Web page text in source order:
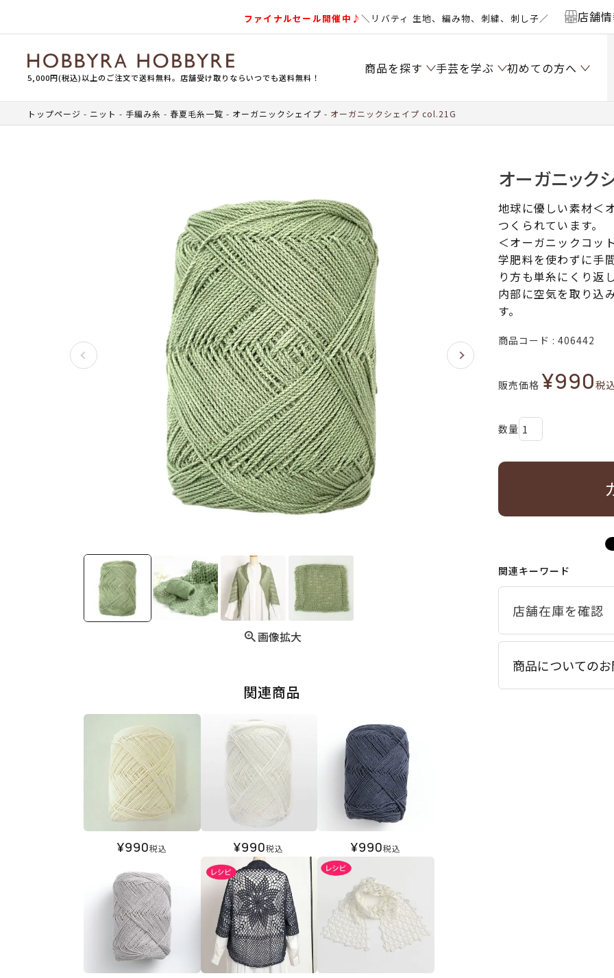
ファイナルセール開催中♪＼リバティ 生地、編み物、刺繍、刺し子／ 店舗
5,000円(税込)以上のご注文で送料無料。店舗受け取りならいつでも送料無料！
商品を探す 手芸を学ぶ 初めての方へ
トップページ ニット 手編み糸 春夏毛糸一覧 オーガニックシェイプ オーガニックシェイプ col.21G
画像拡大
関連商品
¥990税込 ¥990税込 ¥990税込
オーガニック
地球に優しい素材＜
つくられています。
＜オーガニックコッ
学肥料を使わずに手
り方も単糸にくり返
内部に空気を取り込
す。
商品コード 406442
販売価格 ¥990税
関連キーワード
商品についての